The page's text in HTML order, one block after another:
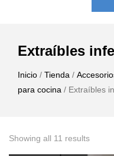
Extraíbles
Inicio / Tienda /
para cocina / Extraíbles
Showing all 11 results